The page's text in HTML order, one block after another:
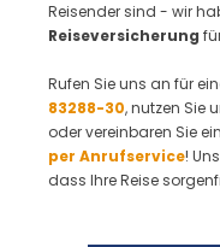
Reisender sind - wir
Reiseversicherung
Rufen Sie uns an für
83288-30, nutzen Sie
oder vereinbaren Sie
per Anrufservice!
dass Ihre Reise